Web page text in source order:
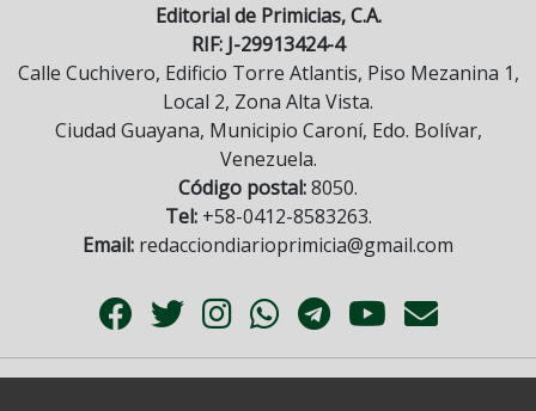
Editorial de Primicias, C.A.
RIF: J-29913424-4
Calle Cuchivero, Edificio Torre Atlantis, Piso Mezanina 1,
Local 2, Zona Alta Vista.
Ciudad Guayana, Municipio Caroní, Edo. Bolívar,
Venezuela.
Código postal:8050.
Tel:+58-0412-8583263.
Email: redacciondiarioprimicia@gmail.com